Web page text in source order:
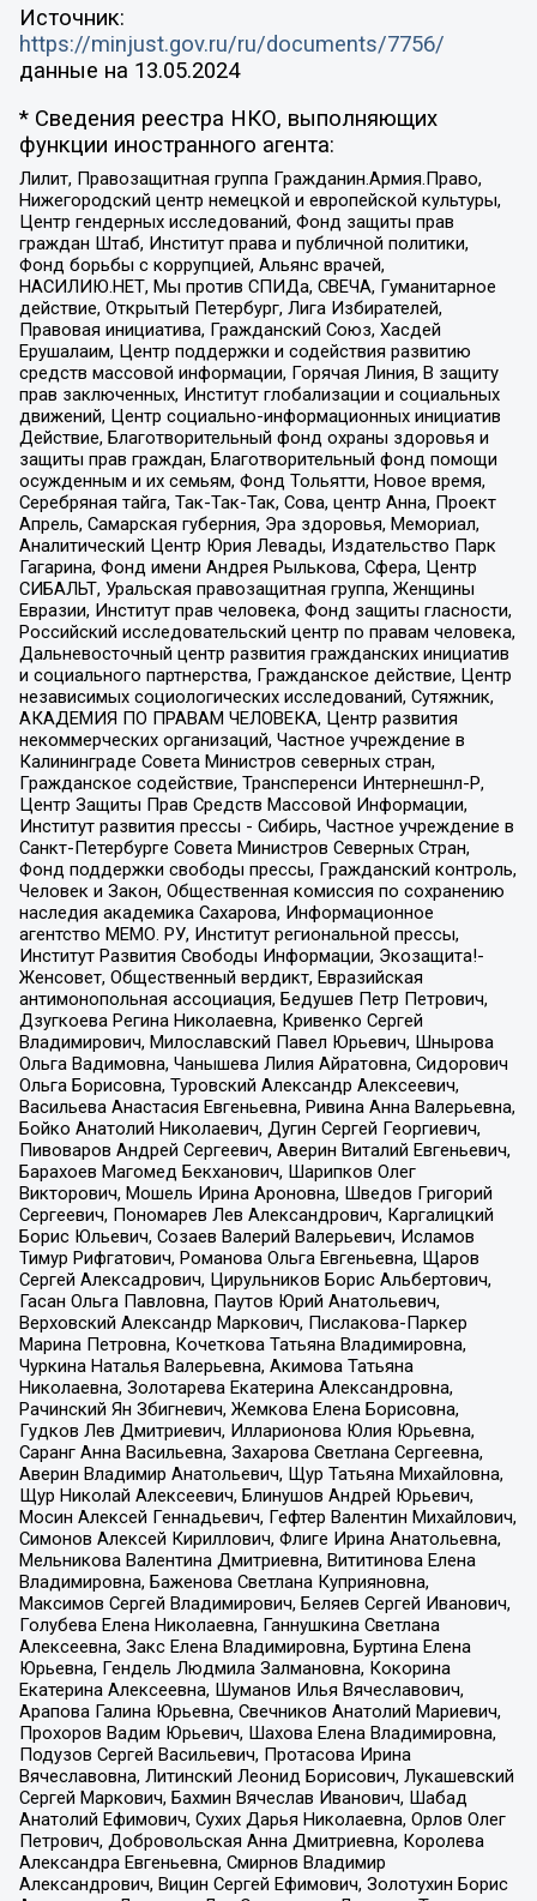
Источник:
https://minjust.gov.ru/ru/documents/7756/
данные на 13.05.2024
* Сведения реестра НКО, выполняющих
функции иностранного агента:
Лилит, Правозащитная группа Гражданин.Армия.Право,
Нижегородский центр немецкой и европейской культуры,
Центр гендерных исследований, Фонд защиты прав
граждан Штаб, Институт права и публичной политики,
Фонд борьбы с коррупцией, Альянс врачей,
НАСИЛИЮ.НЕТ, Мы против СПИДа, СВЕЧА, Гуманитарное
действие, Открытый Петербург, Лига Избирателей,
Правовая инициатива, Гражданский Союз, Хасдей
Ерушалаим, Центр поддержки и содействия развитию
средств массовой информации, Горячая Линия, В защиту
прав заключенных, Институт глобализации и социальных
движений, Центр социально-информационных инициатив
Действие, Благотворительный фонд охраны здоровья и
защиты прав граждан, Благотворительный фонд помощи
осужденным и их семьям, Фонд Тольятти, Новое время,
Серебряная тайга, Так-Так-Так, Сова, центр Анна, Проект
Апрель, Самарская губерния, Эра здоровья, Мемориал,
Аналитический Центр Юрия Левады, Издательство Парк
Гагарина, Фонд имени Андрея Рылькова, Сфера, Центр
СИБАЛЬТ, Уральская правозащитная группа, Женщины
Евразии, Институт прав человека, Фонд защиты гласности,
Российский исследовательский центр по правам человека,
Дальневосточный центр развития гражданских инициатив
и социального партнерства, Гражданское действие, Центр
независимых социологических исследований, Сутяжник,
АКАДЕМИЯ ПО ПРАВАМ ЧЕЛОВЕКА, Центр развития
некоммерческих организаций, Частное учреждение в
Калининграде Совета Министров северных стран,
Гражданское содействие, Трансперенси Интернешнл-Р,
Центр Защиты Прав Средств Массовой Информации,
Институт развития прессы - Сибирь, Частное учреждение в
Санкт-Петербурге Совета Министров Северных Стран,
Фонд поддержки свободы прессы, Гражданский контроль,
Человек и Закон, Общественная комиссия по сохранению
наследия академика Сахарова, Информационное
агентство МЕМО. РУ, Институт региональной прессы,
Институт Развития Свободы Информации, Экозащита!-
Женсовет, Общественный вердикт, Евразийская
антимонопольная ассоциация, Бедушев Петр Петрович,
Дзугкоева Регина Николаевна, Кривенко Сергей
Владимирович, Милославский Павел Юрьевич, Шнырова
Ольга Вадимовна, Чанышева Лилия Айратовна, Сидорович
Ольга Борисовна, Туровский Александр Алексеевич,
Васильева Анастасия Евгеньевна, Ривина Анна Валерьевна,
Бойко Анатолий Николаевич, Дугин Сергей Георгиевич,
Пивоваров Андрей Сергеевич, Аверин Виталий Евгеньевич,
Барахоев Магомед Бекханович, Шарипков Олег
Викторович, Мошель Ирина Ароновна, Шведов Григорий
Сергеевич, Пономарев Лев Александрович, Каргалицкий
Борис Юльевич, Созаев Валерий Валерьевич, Исламов
Тимур Рифгатович, Романова Ольга Евгеньевна, Щаров
Сергей Алексадрович, Цирульников Борис Альбертович,
Гасан Ольга Павловна, Паутов Юрий Анатольевич,
Верховский Александр Маркович, Пислакова-Паркер
Марина Петровна, Кочеткова Татьяна Владимировна,
Чуркина Наталья Валерьевна, Акимова Татьяна
Николаевна, Золотарева Екатерина Александровна,
Рачинский Ян Збигневич, Жемкова Елена Борисовна,
Гудков Лев Дмитриевич, Илларионова Юлия Юрьевна,
Саранг Анна Васильевна, Захарова Светлана Сергеевна,
Аверин Владимир Анатольевич, Щур Татьяна Михайловна,
Щур Николай Алексеевич, Блинушов Андрей Юрьевич,
Мосин Алексей Геннадьевич, Гефтер Валентин Михайлович,
Симонов Алексей Кириллович, Флиге Ирина Анатольевна,
Мельникова Валентина Дмитриевна, Вититинова Елена
Владимировна, Баженова Светлана Куприяновна,
Максимов Сергей Владимирович, Беляев Сергей Иванович,
Голубева Елена Николаевна, Ганнушкина Светлана
Алексеевна, Закс Елена Владимировна, Буртина Елена
Юрьевна, Гендель Людмила Залмановна, Кокорина
Екатерина Алексеевна, Шуманов Илья Вячеславович,
Арапова Галина Юрьевна, Свечников Анатолий Мариевич,
Прохоров Вадим Юрьевич, Шахова Елена Владимировна,
Подузов Сергей Васильевич, Протасова Ирина
Вячеславовна, Литинский Леонид Борисович, Лукашевский
Сергей Маркович, Бахмин Вячеслав Иванович, Шабад
Анатолий Ефимович, Сухих Дарья Николаевна, Орлов Олег
Петрович, Добровольская Анна Дмитриевна, Королева
Александра Евгеньевна, Смирнов Владимир
Александрович, Вицин Сергей Ефимович, Золотухин Борис